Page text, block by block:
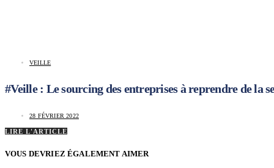
VEILLE
#Veille : Le sourcing des entreprises à reprendre de la
28 FÉVRIER 2022
LIRE L'ARTICLE
VOUS DEVRIEZ ÉGALEMENT AIMER